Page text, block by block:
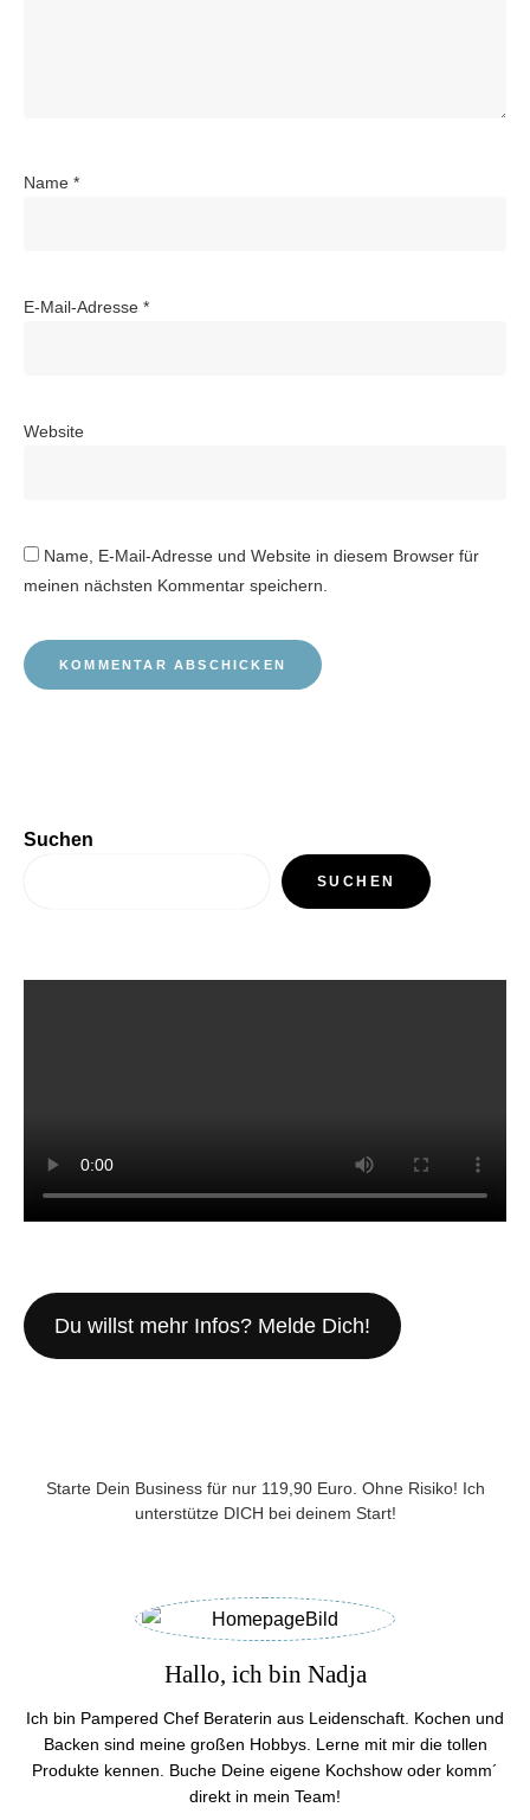
Name *
E-Mail-Adresse *
Website
Name, E-Mail-Adresse und Website in diesem Browser für
meinen nächsten Kommentar speichern.
Suchen
SUCHEN
Du willst mehr Infos? Melde Dich!
Starte Dein Business für nur 119,90 Euro. Ohne Risiko! Ich
unterstütze DICH bei deinem Start!
Hallo, ich bin Nadja
Ich bin Pampered Chef Beraterin aus Leidenschaft. Kochen und
Backen sind meine großen Hobbys. Lerne mit mir die tollen
Produkte kennen. Buche Deine eigene Kochshow oder komm´
direkt in mein Team!